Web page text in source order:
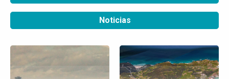
Noticias